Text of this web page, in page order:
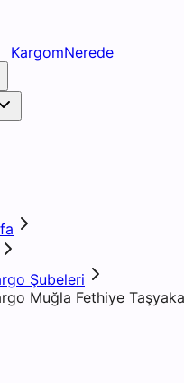
KargomNerede
Şubeleri
Muğla Fethiye